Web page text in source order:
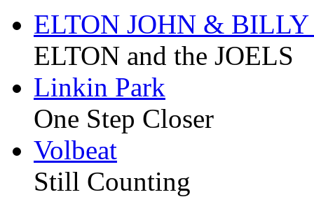
ELTON JOHN & BILLY
ELTON and the JOELS
Linkin Park
One Step Closer
Volbeat
Still Counting